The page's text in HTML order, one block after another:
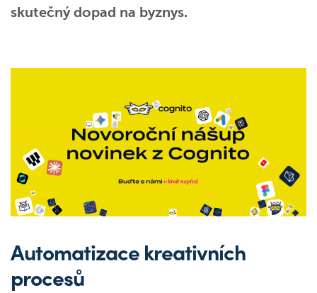
skutečný dopad na byznys.
Automatizace kreativních
procesů